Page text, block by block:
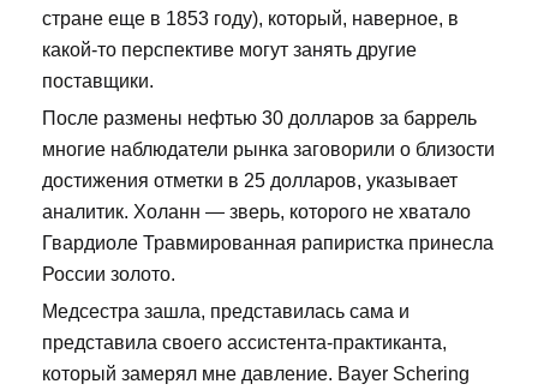
стране еще в 1853 году), который, наверное, в
какой-то перспективе могут занять другие
поставщики.
После размены нефтью 30 долларов за баррель
многие наблюдатели рынка заговорили о близости
достижения отметки в 25 долларов, указывает
аналитик. Холанн — зверь, которого не хватало
Гвардиоле Травмированная рапиристка принесла
России золото.
Медсестра зашла, представилась сама и
представила своего ассистента-практиканта,
который замерял мне давление. Bayer Schering